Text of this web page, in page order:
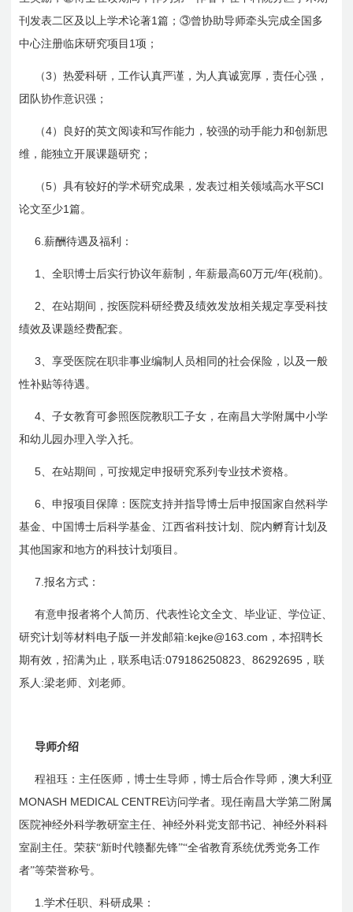
刊发表二区及以上学术论著1篇；③曾协助导师牵头完成全国多
中心注册临床研究项目 1项；
（3 ）热爱科研，工作认真严谨，为人真诚宽厚，责任心强，
团队协作意识强；
（4）良好的英文阅读和写作能力，较强的动手能力和创新思
维，能独立开展课题研究；
（5）具有较好的学术研究成果，发表过相关领域高水平SCI
论文至少1篇。
6.薪酬待遇及福利：
1 、全职博士后实行协议年薪制，年薪最高60万元/年(税前) 。
2 、在站期间，按医院科研经费及绩效发放相关规定享受科技
绩效及课题经费配套。
3 、享受医院在职非事业编制人员相同的社会保险，以及一般
性补贴等待遇。
4 、子女教育可参照医院教职工子女，在南昌大学附属中小学
和幼儿园办理入学入托。
5 、在站期间，可按规定申报研究系列专业技术资格。
6 、申报项目保障：医院支持并指导博士后申报国家自然科学
基金、中国博士后科学基金、江西省科技计划、院内孵育计划及
其他国家和地方的科技计划项目。
7.报名方式：
有意申报者将个人简历、代表性论文全文、毕业证、学位证、
研究计划等材料电子版一并发邮箱:kejke@163.com ，本招聘长
期有效，招满为止，联系电话:079186250823 、86292695 ，联
系人 :梁老师、刘老师。
导师介绍
程祖珏：主任医师，博士生导师，博士后合作导师，澳大利亚
MONASH MEDICAL CENTRE访问学者。现任南昌大学第二附属
医院神经外科学教研室主任、神经外科党支部书记、神经外科科
室副主任。荣获“新时代赣鄱先锋”“全省教育系统优秀党务工作
者”等荣誉称号。
1.学术任职、科研成果：